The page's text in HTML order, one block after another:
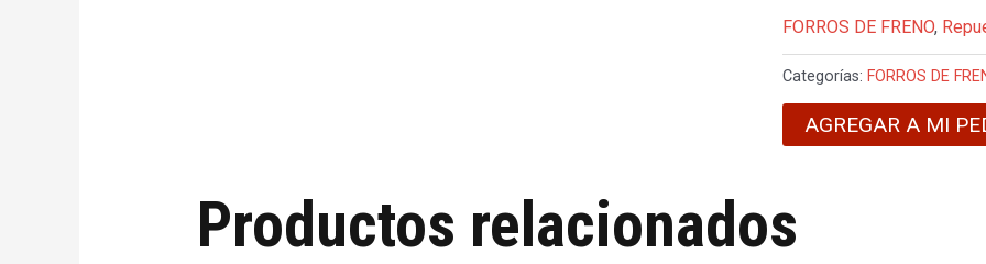
FORROS DE FRENO,
Categorías: FORROS DE
AGREGAR A MI
Productos relacionados